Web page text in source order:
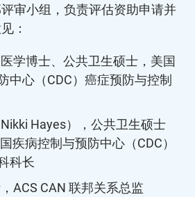
审小组，负责评估资助申请并
：
学博士、公共卫生硕士，美国
中心（CDC）癌症预防与控制
Hayes），公共卫生硕士
疾病控制与预防中心（CDC）
科长
ACS CAN 联邦关系总监